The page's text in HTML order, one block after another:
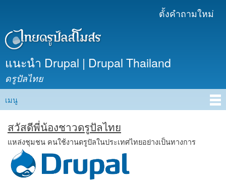
เนื้อหา
ตั้งคำถามใหม่
แนะนำ Drupal | Drupal Thailand
ดรูปัลไทย
Main menu
เมนู
สวัสดีพี่น้องชาวดรูปัลไทย
แหล่งชุมชน คนใช้งานดรูปัลในประเทศไทยอย่างเป็นทางการ